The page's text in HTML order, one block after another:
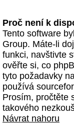
Proč není k
Tento software
Group. Máte-li
funkci, navštivte
ověřte si, co
tyto požadavky
používá
Prosím, pročtěte
takového
Návrat nahoru